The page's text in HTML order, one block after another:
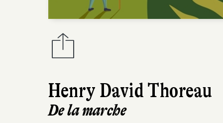
Henry David Thoreau
De la marche